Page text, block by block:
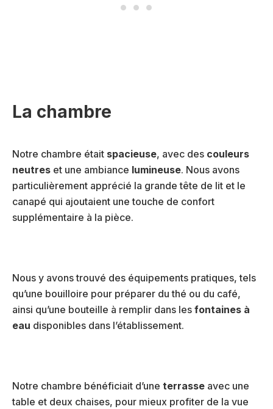
La chambre
Notre chambre était spacieuse, avec des couleurs
neutres et une ambiance lumineuse. Nous avons
particulièrement apprécié la grande tête de lit et le
canapé qui ajoutaient une touche de confort
supplémentaire à la pièce.
Nous y avons trouvé des équipements pratiques, tels
qu’une bouilloire pour préparer du thé ou du café,
ainsi qu’une bouteille à remplir dans les fontaines à
eau disponibles dans l’établissement.
Notre chambre bénéficiait d’une terrasse avec une
table et deux chaises, pour mieux profiter de la vue